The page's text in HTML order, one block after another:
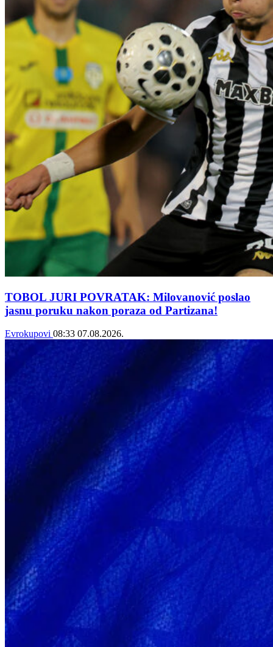
TOBOL JURI POVRATAK: Milovanović poslao
jasnu poruku nakon poraza od Partizana!
Evrokupovi 08:33 07.08.2026.